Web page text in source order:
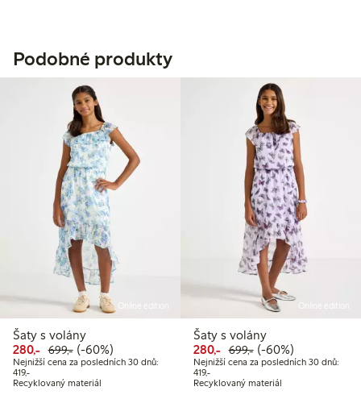
Podobné produkty
Online edition
Šaty s volány
280,- Snížená cena: 280,00 Kč
699,-Běžná cena: 699,00 Kč
60% sleva
(-60%)
Nejnižší cena za posledních 30 dnů:
419,-Nejnižší cena za posledních 30 dnů: 419,00 Kč
Recyklovaný materiál
Šaty s volány
280,- Snížená cena: 280,00 Kč
699,-Běžná cena:
60% sleva
(-60%)
Nejnižší cena za posledních 30 dnů:
419,-Nejnižší cena za posledních 30 dnů:
Recyklovaný materiál